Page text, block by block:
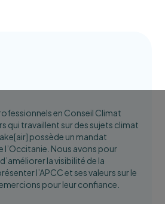
en Conseil Climat
qui travaillent sur des sujets climat
possède un mandat
l’Occitanie. Nous avons pour
la visibilité de la
l’APCC et ses valeurs sur le
pour leur confiance.